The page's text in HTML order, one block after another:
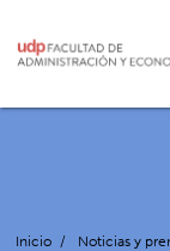
Inicio / Noticias y